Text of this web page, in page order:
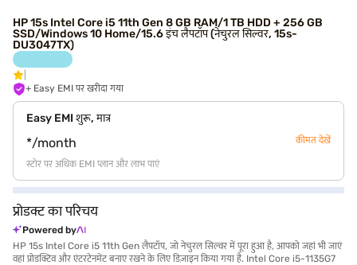
HP 15s Intel Core i5 11th Gen 8 GB RAM/1 TB HDD + 256 GB
SSD/Windows 10 Home/15.6 इंच लैपटॉप (नेचुरल सिल्वर, 15s-
DU3047TX)
+ Easy EMI पर खरीदा गया
Easy EMI शुरू, मात्र
*/month कीमत देखें
स्टोर पर अधिक EMI प्लान और लाभ पाएं
प्रोडक्ट का परिचय
Powered by
HP 15s Intel Core i5 11th Gen लैपटॉप, जो नेचुरल सिल्वर में पूरा हुआ है, आपको जहां भी जाएं
वहां प्रोडक्टिव और एंटरटेनमेंट बनाए रखने के लिए डिज़ाइन किया गया है. Intel Core i5-1135G7